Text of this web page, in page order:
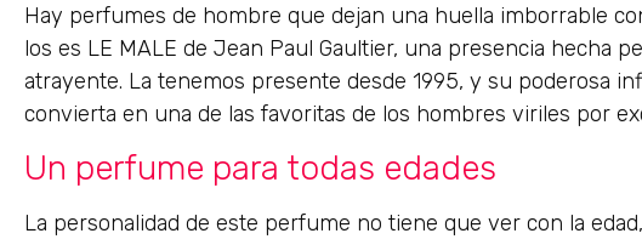
Hay perfumes de hombre que dejan una huella imborrable
los es LE MALE de Jean Paul Gaultier, una presencia hecha
atrayente. La tenemos presente desde 1995, y su poderosa
convierta en una de las favoritas de los hombres viriles por
Un perfume para todas edades
La personalidad de este perfume no tiene que ver con la